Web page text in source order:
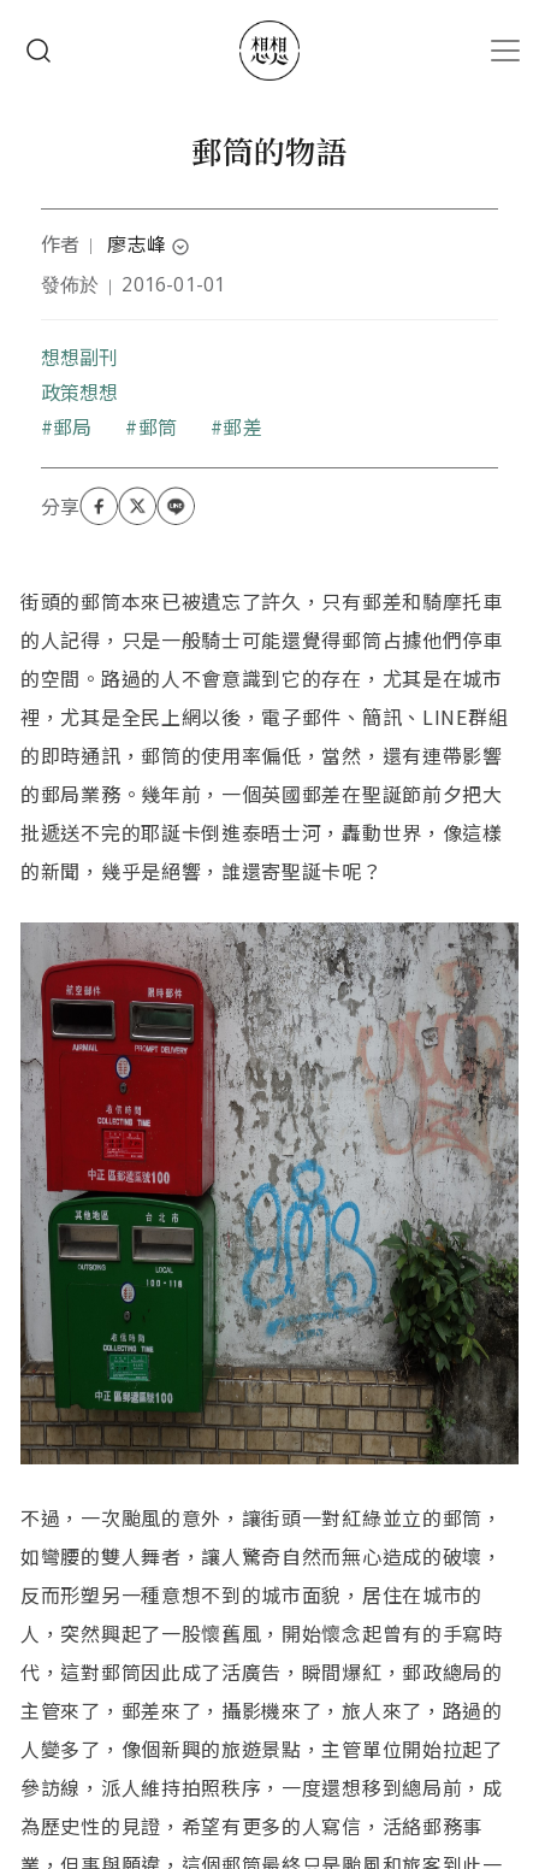
郵筒的物語
作者 ｜ 廖志峰 expand_circle_down
出生地台北市，居住地基隆市。淡江大學中文
告公司文案、國會助理、編輯，現任允晨文化
發行人。喜歡旅遊、看電影、漫步和攝影。於
《文訊》撰寫專欄「書時間」（二○一二~二○
《書，記憶著時光》、《流光——我的中年生
活》。
發佈於 ｜ 2016-01-01
想想副刊
政策想想
關鍵字
郵局 郵筒 郵差
街頭的郵筒本來已被遺忘了許久，只有郵差和騎摩托車
的人記得，只是一般騎士可能還覺得郵筒占據他們停車
的空間。路過的人不會意識到它的存在，尤其是在城市
裡，尤其是全民上網以後，電子郵件、簡訊、LINE群組
的即時通訊，郵筒的使用率偏低，當然，還有連帶影響
的郵局業務。幾年前，一個英國郵差在聖誕節前夕把大
批遞送不完的耶誕卡倒進泰晤士河，轟動世界，像這樣
的新聞，幾乎是絕響，誰還寄聖誕卡呢？
不過，一次颱風的意外，讓街頭一對紅綠並立的郵筒，
如彎腰的雙人舞者，讓人驚奇自然而無心造成的破壞，
反而形塑另一種意想不到的城市面貌，居住在城市的
人，突然興起了一股懷舊風，開始懷念起曾有的手寫時
代，這對郵筒因此成了活廣告，瞬間爆紅，郵政總局的
主管來了，郵差來了，攝影機來了，旅人來了，路過的
人變多了，像個新興的旅遊景點，主管單位開始拉起了
參訪線，派人維持拍照秩序，一度還想移到總局前，成
為歷史性的見證，希望有更多的人寫信，活絡郵務事